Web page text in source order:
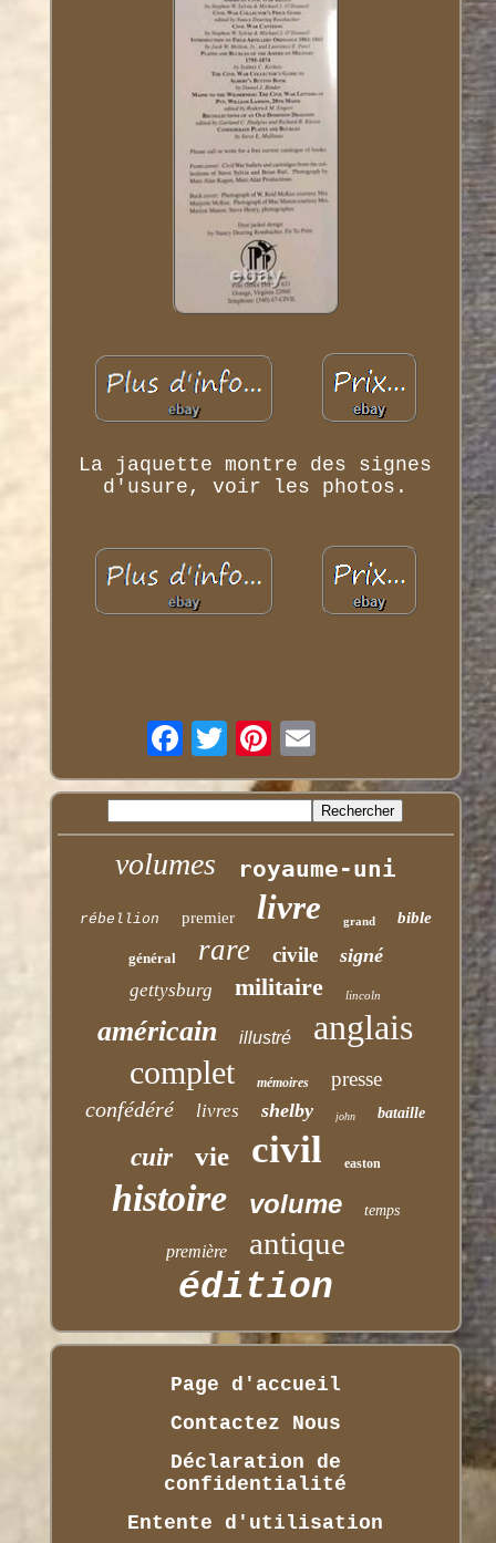
La jaquette montre des signes
d'usure, voir les photos.
volumes royaume-uni
rébellion premier livre grand bible
général rare civile signé
gettysburg militaire lincoln
américain illustré anglais
complet mémoires presse
confédéré livres shelby john bataille
cuir vie civil easton
histoire volume temps
première antique
édition
Page d'accueil
Contactez Nous
Déclaration de
confidentialité
Entente d'utilisation